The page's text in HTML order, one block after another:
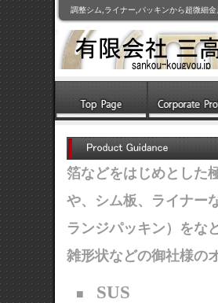
調整シム,ライナー,パッキンから超微細
箔などをはじめとした
や、シム板、ライナー
ランジパッキン）をな
雑形状などの御社様の
■ SUS